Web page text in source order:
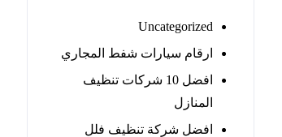
Uncategorized
ارقام سيارات شفط المجاري
افضل 10 شركات تنظيف
المنازل
افضل شركة تنظيف فلل